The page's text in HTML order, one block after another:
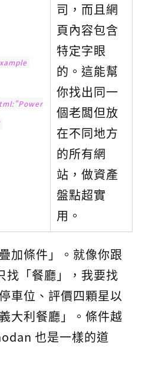
司，而且網
頁內容包含
特定字眼
的。這能幫
你找出同一
個老闆但放
在不同地方
的所有網
站，做資產
盤點超實
用。
加條件」。就像你跟
找「餐廳」，我要找
車位、評價四顆星以
大利餐廳」。條件越
也是一樣的道